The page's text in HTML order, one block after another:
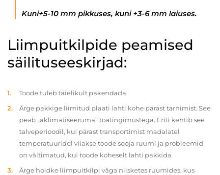
Kuni+5-10 mm pikkuses, kuni +3-6 mm laiuses.
Liimpuitkilpide peamised
säilituseeskirjad:
Toode tuleb täielikult pakendada.
Ärge pakkige liimitud plaati lahti kohe pärast tarnimist. See
peab „aklimatiseeruma” toatingimustega. Eriti kehtib see
talveperioodil, kui pärast transportimist madalatel
temperatuuridel viiakse toode sooja ruumi ja probleemid
on vältimatud, kui toode koheselt lahti pakkida.
Ärge hoidke liimpuitkilpi väga niisketes ruumides, kus